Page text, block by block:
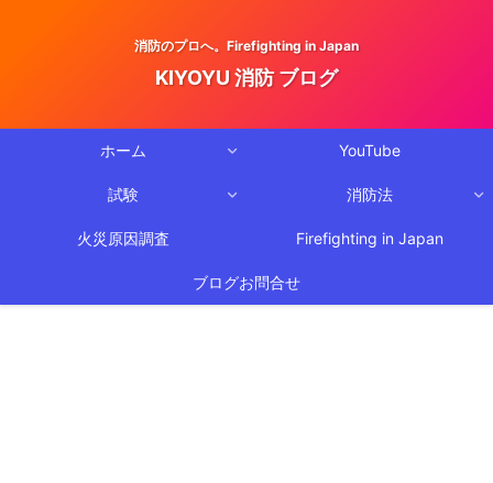
消防のプロへ。Firefighting in Japan
KIYOYU 消防 ブログ
ホーム YouTube
試験 消防法
火災原因調査 Firefighting in Japan
ブログお問合せ